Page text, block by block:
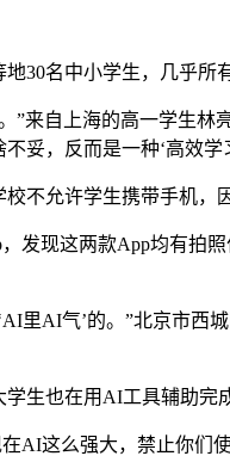
名中小学生，几乎所
自上海的高一学生林
妥，反而是一种‘高效学
允许学生携带手机，
现这两款App均有拍照
AI气’的。”北京市西
也在用AI工具辅助完成
这么强大，禁止你们